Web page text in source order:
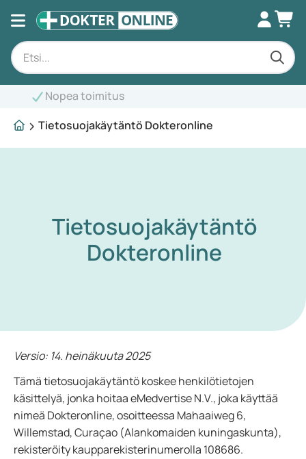
Asiantunteva neuvonta
Tietosuojakäytäntö Dokteronline
Tietosuojakäytäntö
Dokteronline
Versio: 14. heinäkuuta 2025
Tämä tietosuojakäytäntö koskee henkilötietojen
käsittelyä, jonka hoitaa eMedvertise N.V., joka käyttää
nimeä Dokteronline, osoitteessa Mahaaiweg 6,
Willemstad, Curaçao (Alankomaiden kuningaskunta),
rekisteröity kaupparekisterinumerolla 108686.